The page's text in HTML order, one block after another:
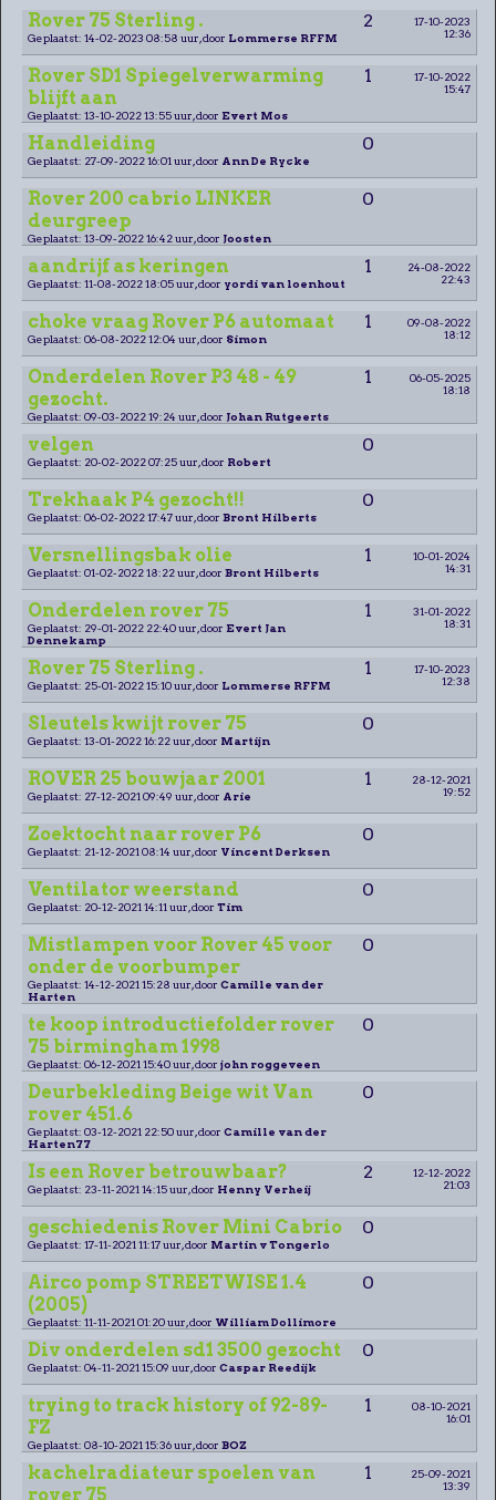
Rover 75 Sterling . 2
17-10-2023
12:36
Geplaatst: 14-02-2023 08:58 uur, door Lommerse RFFM
Rover SD1 Spiegelverwarming
blijft aan
1
17-10-2022
15:47
Geplaatst: 13-10-2022 13:55 uur, door Evert Mos
Handleiding 0
Geplaatst: 27-09-2022 16:01 uur, door Ann De Rycke
Rover 200 cabrio LINKER
deurgreep
0
Geplaatst: 13-09-2022 16:42 uur, door Joosten
aandrijf as keringen 1
24-08-2022
22:43
Geplaatst: 11-08-2022 18:05 uur, door yordi van loenhout
choke vraag Rover P6 automaat 1
09-08-2022
18:12
Geplaatst: 06-08-2022 12:04 uur, door Simon
Onderdelen Rover P3 48 - 49
gezocht.
1
06-05-2025
18:18
Geplaatst: 09-03-2022 19:24 uur, door Johan Rutgeerts
velgen 0
Geplaatst: 20-02-2022 07:25 uur, door Robert
Trekhaak P4 gezocht!! 0
Geplaatst: 06-02-2022 17:47 uur, door Bront Hilberts
Versnellingsbak olie 1
10-01-2024
14:31
Geplaatst: 01-02-2022 18:22 uur, door Bront Hilberts
Onderdelen rover 75 1
31-01-2022
18:31
Geplaatst: 29-01-2022 22:40 uur, door Evert Jan
Dennekamp
Rover 75 Sterling . 1
17-10-2023
12:38
Geplaatst: 25-01-2022 15:10 uur, door Lommerse RFFM
Sleutels kwijt rover 75 0
Geplaatst: 13-01-2022 16:22 uur, door Martijn
ROVER 25 bouwjaar 2001 1
28-12-2021
19:52
Geplaatst: 27-12-2021 09:49 uur, door Arie
Zoektocht naar rover P6 0
Geplaatst: 21-12-2021 08:14 uur, door Vincent Derksen
Ventilator weerstand 0
Geplaatst: 20-12-2021 14:11 uur, door Tim
Mistlampen voor Rover 45 voor
onder de voorbumper
0
Geplaatst: 14-12-2021 15:28 uur, door Camille van der
Harten
te koop introductiefolder rover
75 birmingham 1998
0
Geplaatst: 06-12-2021 15:40 uur, door john roggeveen
Deurbekleding Beige wit Van
rover 451.6
0
Geplaatst: 03-12-2021 22:50 uur, door Camille van der
Harten77
Is een Rover betrouwbaar? 2
12-12-2022
21:03
Geplaatst: 23-11-2021 14:15 uur, door Henny Verheij
geschiedenis Rover Mini Cabrio 0
Geplaatst: 17-11-2021 11:17 uur, door Martin v Tongerlo
Airco pomp STREETWISE 1.4
(2005)
0
Geplaatst: 11-11-2021 01:20 uur, door William Dollimore
Div onderdelen sd1 3500 gezocht 0
Geplaatst: 04-11-2021 15:09 uur, door Caspar Reedijk
trying to track history of 92-89-
FZ
1
08-10-2021
16:01
Geplaatst: 08-10-2021 15:36 uur, door BOZ
kachelradiateur spoelen van
rover 75
1
25-09-2021
13:39